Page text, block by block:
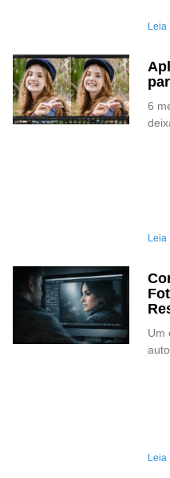
Leia
6
Leia
Um
Leia